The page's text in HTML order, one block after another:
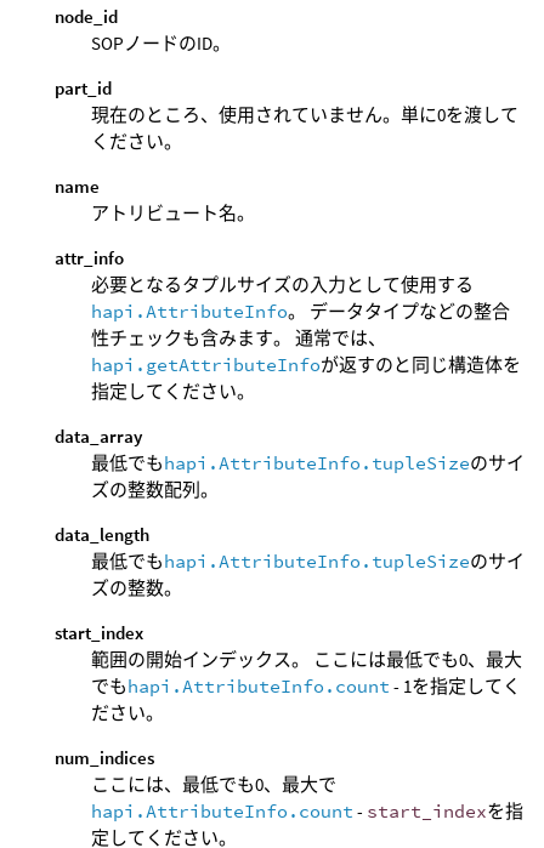
node_id
SOPノードのID。
part_id
現在のところ、使用されていません。単に0を渡して
ください。
name
アトリビュート名。
attr_info
必要となるタプルサイズの入力として使用する
hapi.AttributeInfo。 データタイプなどの整合
性チェックも含みます。 通常では、
hapi.getAttributeInfoが返すのと同じ構造体を
指定してください。
data_array
最低でもhapi.AttributeInfo.tupleSizeのサイ
ズの整数配列。
data_length
最低でもhapi.AttributeInfo.tupleSizeのサイ
ズの整数。
start_index
範囲の開始インデックス。 ここには最低でも0、最大
でもhapi.AttributeInfo.count - 1を指定してく
ださい。
num_indices
ここには、最低でも0、最大で
hapi.AttributeInfo.count - start_indexを指
定してください。